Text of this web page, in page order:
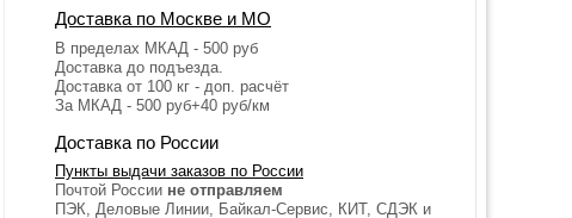
Доставка по Москве и МО
В пределах МКАД - 500 руб
Доставка до подъезда.
Доставка от 100 кг - доп. расчёт
За МКАД - 500 руб+40 руб/км
Доставка по России
Пункты выдачи заказов по России
Почтой России не отправляем
ПЭК, Деловые Линии, Байкал-Сервис, КИТ, СДЭК и